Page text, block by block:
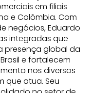
em filiais
e Colômbia. Com
negócios, Eduardo
integradas que
presença global da
e fortalecem
nos diversos
que atua. Seu